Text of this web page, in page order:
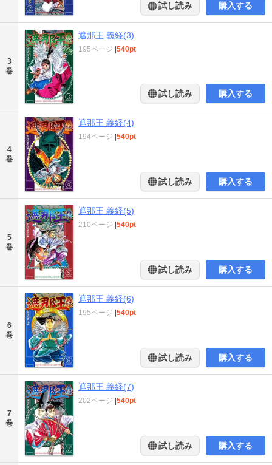
試し読み 購入する
3
巻
遮那王 義経(3)
195ページ |540pt
試し読み 購入する
4
巻
遮那王 義経(4)
194ページ |540pt
試し読み 購入する
5
巻
遮那王 義経(5)
210ページ |540pt
試し読み 購入する
6
巻
遮那王 義経(6)
195ページ |540pt
試し読み 購入する
7
巻
遮那王 義経(7)
202ページ |540pt
試し読み 購入する